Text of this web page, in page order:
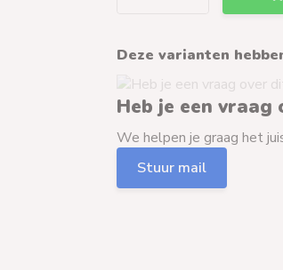
Deze varianten
Heb je een
We helpen je graag het
Stuur mail